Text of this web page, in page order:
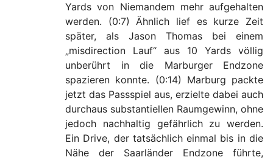
Yards von Niemandem mehr aufgehalten
werden. (0:7) Ähnlich lief es kurze Zeit
später, als Jason Thomas bei einem
„misdirection Lauf“ aus 10 Yards völlig
unberührt in die Marburger Endzone
spazieren konnte. (0:14) Marburg packte
jetzt das Passspiel aus, erzielte dabei auch
durchaus substantiellen Raumgewinn, ohne
jedoch nachhaltig gefährlich zu werden.
Ein Drive, der tatsächlich einmal bis in die
Nähe der Saarländer Endzone führte,